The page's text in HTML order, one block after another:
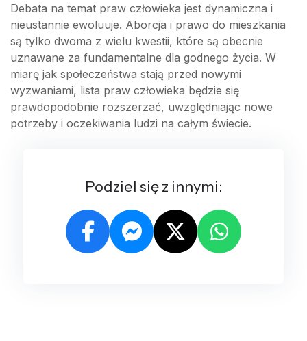
Debata na temat praw człowieka jest dynamiczna i
nieustannie ewoluuje. Aborcja i prawo do mieszkania
są tylko dwoma z wielu kwestii, które są obecnie
uznawane za fundamentalne dla godnego życia. W
miarę jak społeczeństwa stają przed nowymi
wyzwaniami, lista praw człowieka będzie się
prawdopodobnie rozszerzać, uwzględniając nowe
potrzeby i oczekiwania ludzi na całym świecie.
Podziel się z innymi: